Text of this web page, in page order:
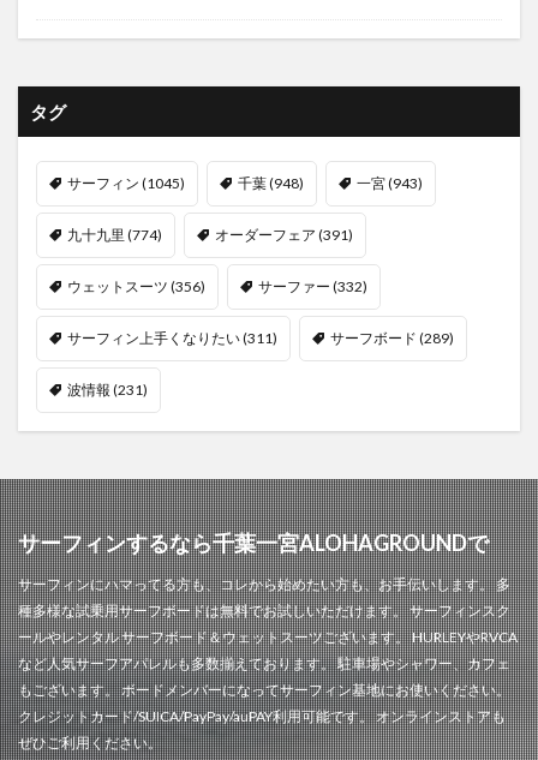
タグ
サーフィン (1045) 千葉(948) 一宮(943)
九十九里 (774) オーダーフェア (391)
ウェットスーツ (356) サーファー (332)
サーフィン上手くなりたい(311) サーフボード (289)
波情報 (231)
サーフィンするなら千葉一宮ALOHAGROUNDで
サーフィンにハマってる方も、コレから始めたい方も、お手伝いします。 多
種多様な試乗用サーフボードは無料でお試しいただけます。 サーフィンスク
ールやレンタル サーフボード＆ウェットスーツございます。 HURLEYやRVCA
など人気サーフアパレルも多数揃えております。 駐車場やシャワー、カフェ
もございます。 ボードメンバーになってサーフィン基地にお使いください。
クレジットカード/SUICA/PayPay/auPAY利用可能です。 オンラインストアも
ぜひご利用ください。